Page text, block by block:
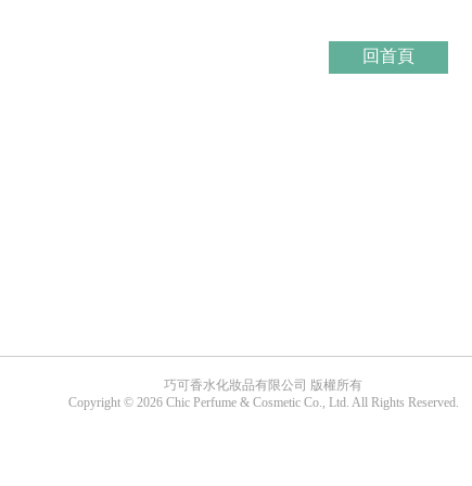
回首頁
巧可香水化妝品有限公司 版權所有
Copyright © 2026 Chic Perfume & Cosmetic Co., Ltd. All Rights Reserved.